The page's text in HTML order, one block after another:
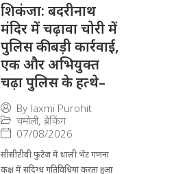
​शिकंजा: बदरीनाथ
मंदिर में चढ़ावा चोरी में
पुलिस की बड़ी कार्रवाई,
एक और अभियुक्त
चढ़ा पुलिस के हत्थे–
By laxmi Purohit
चमोली, ब्रेकिंग
07/08/2026
सीसीटीवी फुटेज में थाली भेंट गणना
कक्ष में संदिग्ध गतिविधियां करता हुआ